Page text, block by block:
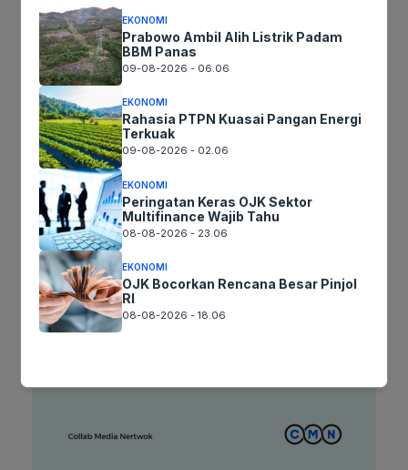
Nama
Surel
Situs
web
Simpan nama, email, dan situs web saya pada peramban ini
untuk komentar saya berikutnya.
EKONOMI
Prabowo Ambil Alih Listrik Padam
BBM Panas
09-08-2026 - 06.06
EKONOMI
Rahasia PTPN Kuasai Pangan Energi
Terkuak
09-08-2026 - 02.06
EKONOMI
Peringatan Keras OJK Sektor
Multifinance Wajib Tahu
08-08-2026 - 23.06
EKONOMI
OJK Bocorkan Rencana Besar Pinjol
RI
08-08-2026 - 18.06